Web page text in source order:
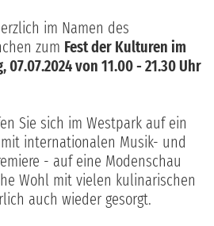
im Namen des
zum Fest der Kulturen im
07.07.2024 von 11.00 - 21.30 Uhr
Sie sich im Westpark auf ein
internationalen Musik- und
- auf eine Modenschau
Wohl mit vielen kulinarischen
auch wieder gesorgt.